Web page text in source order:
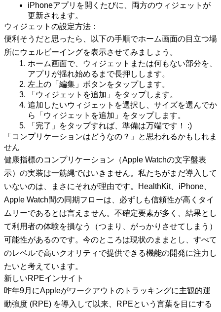
iPhoneアプリを開くたびに、両方のウィジェットが
更新されます。
ウィジェットの設定方法：
便利そうだと思ったら、以下の手順でホーム画面の目立つ場
所にウェルビーイングを表示させてみましょう。
ホーム画面で、ウィジェットまたは何もない部分を、
アプリが揺れ始めるまで長押しします。
左上の「編集」ボタンをタップします。
「ウィジェットを追加」をタップします。
追加したいウィジェットを選択し、サイズを選んでか
ら「ウィジェットを追加」をタップします。
「完了」をタップすれば、準備は万端です！ :)
「コンプリケーションはどうなの？」と思われるかもしれま
せん
健康指標のコンプリケーション（Apple Watchの文字盤表
示）の実装は一筋縄ではいきません。私たちがまだ導入して
いないのは、まさにそれが理由です。HealthKit、iPhone、
Apple Watch間の同期フローは、必ずしも信頼性が高くタイ
ムリーであるとは言えません。不確定要素が多く、結果とし
て利用者の体験を損なう（つまり、がっかりさせてしまう）
可能性があるのです。今のところは現状のままとし、すべて
のレベルで高いクオリティで提供できる機能の開発に注力し
たいと考えています。
新しいRPEインサイト
昨年9月にAppleがワークアウトのトラッキングに主観的運
動強度 (RPE) を導入して以来、RPEという言葉を目にする